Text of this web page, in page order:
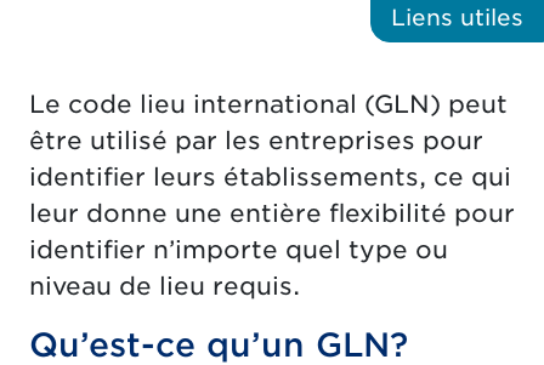
Liens utiles
Le code lieu international (GLN) peut
être utilisé par les entreprises pour
identifier leurs établissements, ce qui
leur donne une entière flexibilité pour
identifier n’importe quel type ou
niveau de lieu requis.
Qu’est-ce qu’un GLN?